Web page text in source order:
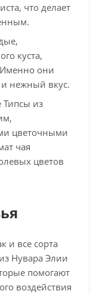
что делает
куста,
они
нежный вкус.
Типсы из
цветочными
чая
цветов
и все сорта
Нувара Элии
помогают
воздействия